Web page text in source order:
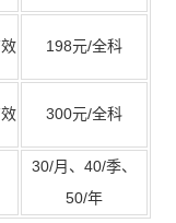
198元/全科
300元/全科
30/月、40/季、
50/年